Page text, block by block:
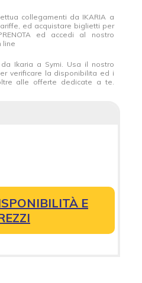
collegamenti da IKARIA a
ed acquistare biglietti per
ed accedi al nostro
line
Ikaria a Symi. Usa il nostro
verificare la disponibilita ed i
alle offerte dedicate a te.
E